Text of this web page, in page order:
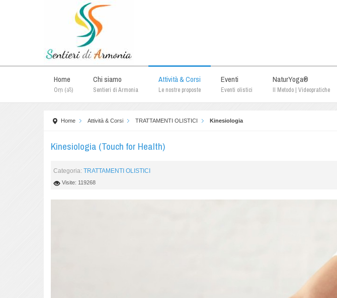
Home
Oṃ (ॐ)
Chi siamo
Sentieri di Armonia
Attività & Corsi
Le nostre proposte
Eventi
Eventi olistici
NaturYoga®
Il Metodo | Videopratiche
Home Attività & Corsi TRATTAMENTI OLISTICI Kinesiologia
Kinesiologia (Touch for Health)
Categoria:TRATTAMENTI OLISTICI
Visite: 119268